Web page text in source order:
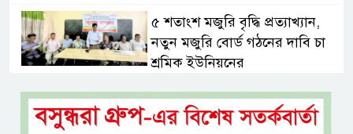
৫ শতাংশ মজুরি বৃদ্ধি প্রত্যাখ্যান,
নতুন মজুরি বোর্ড গঠনের দাবি চা
শ্রমিক ইউনিয়নের
টাঙ্গাইল জেলা পরিষদের উদ্যোগে
২৩ লাখ টাকার আর্থিক অনুদানের